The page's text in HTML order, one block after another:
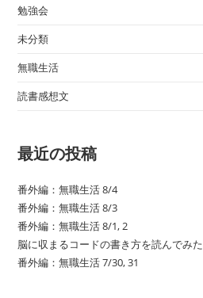
勉強会
未分類
無職生活
読書感想文
最近の投稿
番外編：無職生活 8/4
番外編：無職生活 8/3
番外編：無職生活 8/1, 2
脳に収まるコードの書き方を読んでみた
番外編：無職生活 7/30, 31